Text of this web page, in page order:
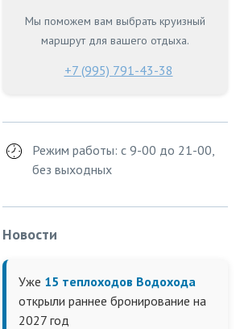
Мы поможем вам выбрать круизный
маршрут для вашего отдыха.
+7 (995) 791-43-38
Режим работы: с 9-00 до 21-00,
без выходных
Новости
Уже 15 теплоходов Водохода
открыли раннее бронирование на
2027 год